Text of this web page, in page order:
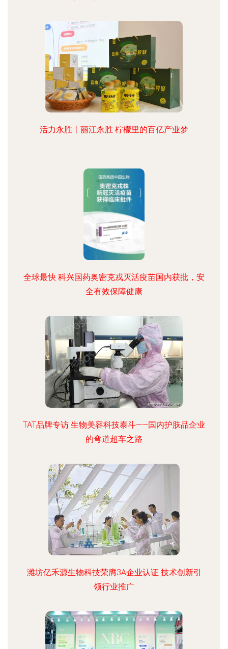
活力永胜丨丽江永胜 柠檬里的百亿产业梦
全球最快 科兴国药奥密克戎灭活疫苗国内获批，安
全有效保障健康
TAT品牌专访 生物美容科技泰斗——国内护肤品企业
的弯道超车之路
潍坊亿禾源生物科技荣膺3A企业认证 技术创新引
领行业推广